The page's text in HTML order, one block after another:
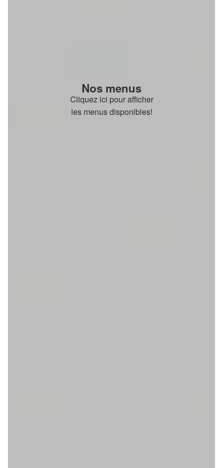
Nos menus
Cliquez ici pour afficher
les menus disponibles!